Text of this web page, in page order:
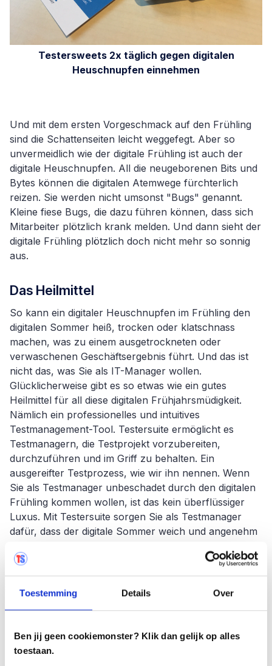
Toestemming Details Over
Ben jij geen cookiemonster? Klik dan gelijk op alles
toestaan.
Testersweets 2x täglich gegen digitalen
Heuschnupfen einnehmen
Und mit dem ersten Vorgeschmack auf den Frühling
sind die Schattenseiten leicht weggefegt. Aber so
unvermeidlich wie der digitale Frühling ist auch der
digitale Heuschnupfen. All die neugeborenen Bits und
Bytes können die digitalen Atemwege fürchterlich
reizen. Sie werden nicht umsonst "Bugs" genannt.
Kleine fiese Bugs, die dazu führen können, dass sich
Mitarbeiter plötzlich krank melden. Und dann sieht der
digitale Frühling plötzlich doch nicht mehr so sonnig
aus.
Das Heilmittel
So kann ein digitaler Heuschnupfen im Frühling den
digitalen Sommer heiß, trocken oder klatschnass
machen, was zu einem ausgetrockneten oder
verwaschenen Geschäftsergebnis führt. Und das ist
nicht das, was Sie als IT-Manager wollen.
Glücklicherweise gibt es so etwas wie ein gutes
Heilmittel für all diese digitalen Frühjahrsmüdigkeit.
Nämlich ein professionelles und intuitives
Testmanagement-Tool. Testersuite ermöglicht es
Testmanagern, die Testprojekt vorzubereiten,
durchzuführen und im Griff zu behalten. Ein
ausgereifter Testprozess, wie wir ihn nennen. Wenn
Sie als Testmanager unbeschadet durch den digitalen
Frühling kommen wollen, ist das kein überflüssiger
Luxus. Mit Testersuite sorgen Sie als Testmanager
dafür, dass der digitale Sommer weich und angenehm
Langfristiges Ergebnis
Wenn wir dann noch eine Weile in Metaphern
wird irgendwann ein digitaler Winter folgen. Was
einmal sehr vielversprechend aussah, wird eines